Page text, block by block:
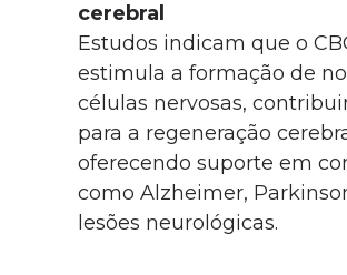
cerebral
Estudos indicam que o
estimula a formação de
células nervosas,
para a regeneração
oferecendo suporte em
como Alzheimer,
lesões neurológicas.